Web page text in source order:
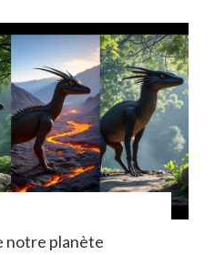
notre planète